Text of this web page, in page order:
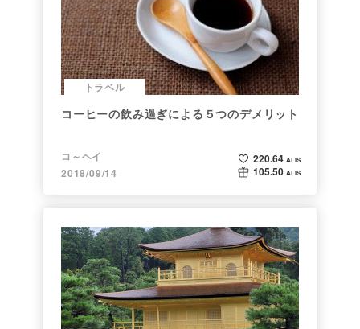
トラベル
コーヒーの飲み過ぎによる５つのデメリット
コ～ヘイ
2018/09/14
220.64 ALIS
105.50 ALIS